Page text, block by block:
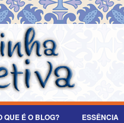
QUE É O BLOG? ESSÊNCIA